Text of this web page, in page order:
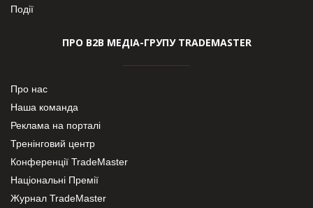
Події
ПРО В2В МЕДІА-ГРУПУ TRADEMASTER
Про нас
Наша команда
Реклама на порталі
Тренінговий центр
Конференції TradeMaster
Національні Премії
Журнал TradeMaster